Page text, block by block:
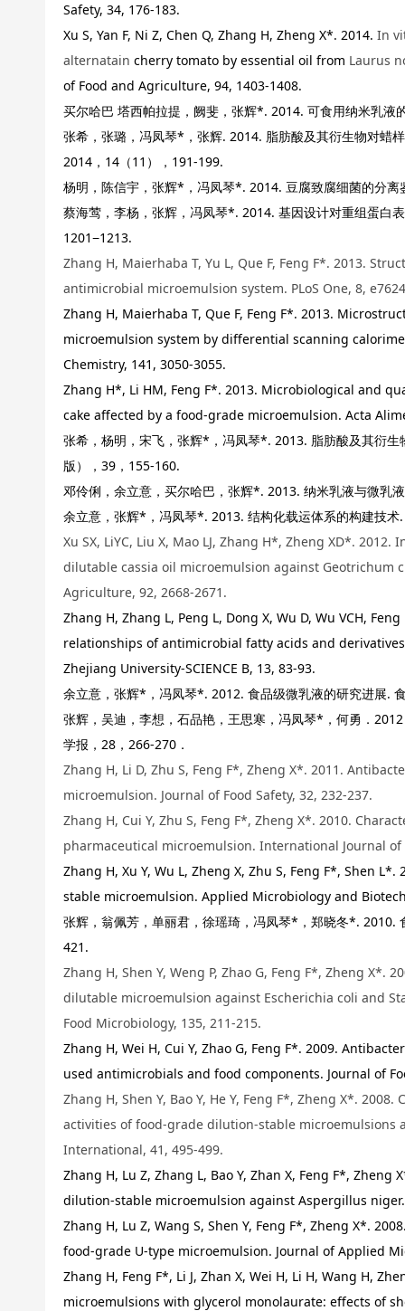
Safety, 34, 176-183.
Xu S, Yan F, Ni Z, Chen Q, Zhang H, Zheng X*. 2014. In
alternatain cherry tomato by essential oil from Laurus
of Food and Agriculture, 94, 1403-1408.
买尔哈巴 塔西帕拉提，阙斐，张辉*. 2014. 可食用纳米乳液
张希，张璐，冯凤琴*，张辉. 2014. 脂肪酸及其衍生物对蜡
2014，14（11），191-199.
杨明，陈信宇，张辉*，冯凤琴*. 2014. 豆腐致腐细菌的分
蔡海莺，李杨，张辉，冯凤琴*. 2014. 基因设计对重组蛋白
1201−1213.
Zhang H, Maierhaba T, Yu L, Que F, Feng F*. 2013.
antimicrobial microemulsion system. PLoS One, 8,
Zhang H, Maierhaba T, Que F, Feng F*. 2013.
microemulsion system by differential scanning
Chemistry, 141, 3050-3055.
Zhang H*, Li HM, Feng F*. 2013. Microbiological and
cake affected by a food-grade microemulsion. Acta
张希，杨明，宋飞，张辉*，冯凤琴*. 2013. 脂肪酸及其衍
版），39，155-160.
邓伶俐，余立意，买尔哈巴，张辉*. 2013. 纳米乳液与微乳
余立意，张辉*，冯凤琴*. 2013. 结构化载运体系的构建技
Xu SX, LiYC, Liu X, Mao LJ, Zhang H*, Zheng XD*. 2012.
dilutable cassia oil microemulsion against Geotrichum
Agriculture, 92, 2668-2671.
Zhang H, Zhang L, Peng L, Dong X, Wu D, Wu VCH,
relationships of antimicrobial fatty acids and
Zhejiang University-SCIENCE B, 13, 83-93.
余立意，张辉*，冯凤琴*. 2012. 食品级微乳液的研究进展.
张辉，吴迪，李想，石品艳，王思寒，冯凤琴*，何勇．
学报，28，266-270．
Zhang H, Li D, Zhu S, Feng F*, Zheng X*. 2011.
microemulsion. Journal of Food Safety, 32, 232-237.
Zhang H, Cui Y, Zhu S, Feng F*, Zheng X*. 2010.
pharmaceutical microemulsion. International Journal of
Zhang H, Xu Y, Wu L, Zheng X, Zhu S, Feng F*, Shen
stable microemulsion. Applied Microbiology and
张辉，翁佩芳，单丽君，徐瑶琦，冯凤琴*，郑晓冬*. 2010.
421.
Zhang H, Shen Y, Weng P, Zhao G, Feng F*, Zheng
dilutable microemulsion against Escherichia coli and
Food Microbiology, 135, 211-215.
Zhang H, Wei H, Cui Y, Zhao G, Feng F*. 2009.
used antimicrobials and food components. Journal of
Zhang H, Shen Y, Bao Y, He Y, Feng F*, Zheng X*.
activities of food-grade dilution-stable microemulsions
International, 41, 495-499.
Zhang H, Lu Z, Zhang L, Bao Y, Zhan X, Feng F*,
dilution-stable microemulsion against Aspergillus
Zhang H, Lu Z, Wang S, Shen Y, Feng F*, Zheng X*.
food-grade U-type microemulsion. Journal of Applied
Zhang H, Feng F*, Li J, Zhan X, Wei H, Li H, Wang H,
microemulsions with glycerol monolaurate: effects of